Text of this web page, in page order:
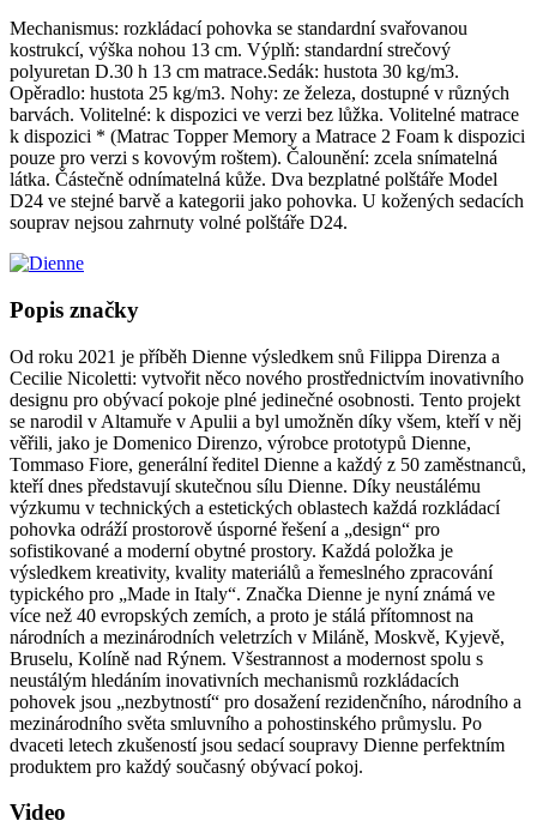
Mechanismus: rozkládací pohovka se standardní svařovanou
kostrukcí, výška nohou 13 cm. Výplň: standardní strečový
polyuretan D.30 h 13 cm matrace.Sedák: hustota 30 kg/m3.
Opěradlo: hustota 25 kg/m3. Nohy: ze železa, dostupné v různých
barvách. Volitelné: k dispozici ve verzi bez lůžka. Volitelné matrace
k dispozici * (Matrac Topper Memory a Matrace 2 Foam k dispozici
pouze pro verzi s kovovým roštem). Čalounění: zcela snímatelná
látka. Částečně odnímatelná kůže. Dva bezplatné polštáře Model
D24 ve stejné barvě a kategorii jako pohovka. U kožených sedacích
souprav nejsou zahrnuty volné polštáře D24.
Popis značky
Od roku 2021 je příběh Dienne výsledkem snů Filippa Direnza a
Cecilie Nicoletti: vytvořit něco nového prostřednictvím inovativního
designu pro obývací pokoje plné jedinečné osobnosti. Tento projekt
se narodil v Altamuře v Apulii a byl umožněn díky všem, kteří v něj
věřili, jako je Domenico Direnzo, výrobce prototypů Dienne,
Tommaso Fiore, generální ředitel Dienne a každý z 50 zaměstnanců,
kteří dnes představují skutečnou sílu Dienne. Díky neustálému
výzkumu v technických a estetických oblastech každá rozkládací
pohovka odráží prostorově úsporné řešení a „design“ pro
sofistikované a moderní obytné prostory. Každá položka je
výsledkem kreativity, kvality materiálů a řemeslného zpracování
typického pro „Made in Italy“. Značka Dienne je nyní známá ve
více než 40 evropských zemích, a proto je stálá přítomnost na
národních a mezinárodních veletrzích v Miláně, Moskvě, Kyjevě,
Bruselu, Kolíně nad Rýnem. Všestrannost a modernost spolu s
neustálým hledáním inovativních mechanismů rozkládacích
pohovek jsou „nezbytností“ pro dosažení rezidenčního, národního a
mezinárodního světa smluvního a pohostinského průmyslu. Po
dvaceti letech zkušeností jsou sedací soupravy Dienne perfektním
produktem pro každý současný obývací pokoj.
Video